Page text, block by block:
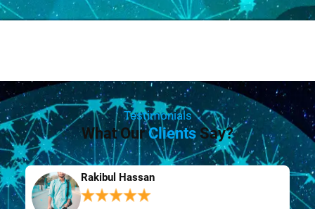
Testimonials
What OurClients Say?
Rakibul Hassan